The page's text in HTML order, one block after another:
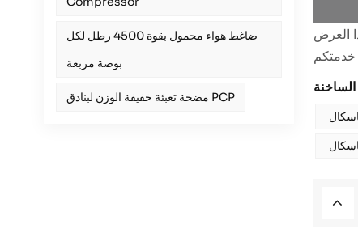
ضاغط هواء محمول بقوة 4500 رطل لكل
بوصة مربعة
مضخة تعبئة خفيفة الوزن لبنادق PCP